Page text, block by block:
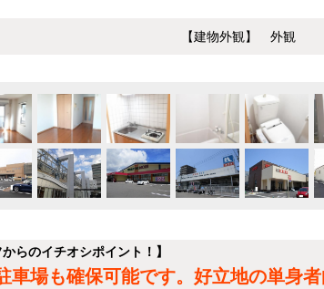
【建物外観】 外観
らのイチオシポイント！】
車場も確保可能です。好立地の単身